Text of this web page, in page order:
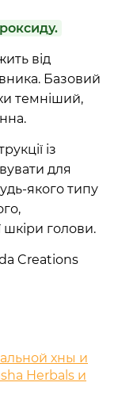
від
Базовий
темніший,
із
для
якого типу
шкіри голови.
Creations
хны и
Herbals и